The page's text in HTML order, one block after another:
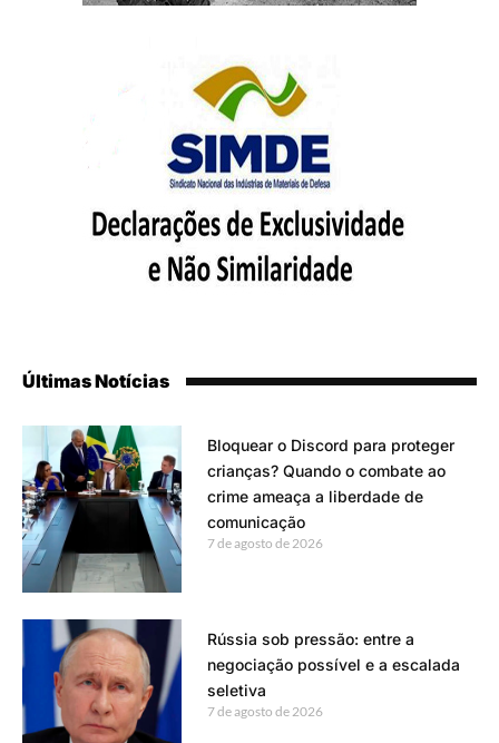
Últimas Notícias
Bloquear o Discord para proteger
crianças? Quando o combate ao
crime ameaça a liberdade de
comunicação
7 de agosto de 2026
Rússia sob pressão: entre a
negociação possível e a escalada
seletiva
7 de agosto de 2026